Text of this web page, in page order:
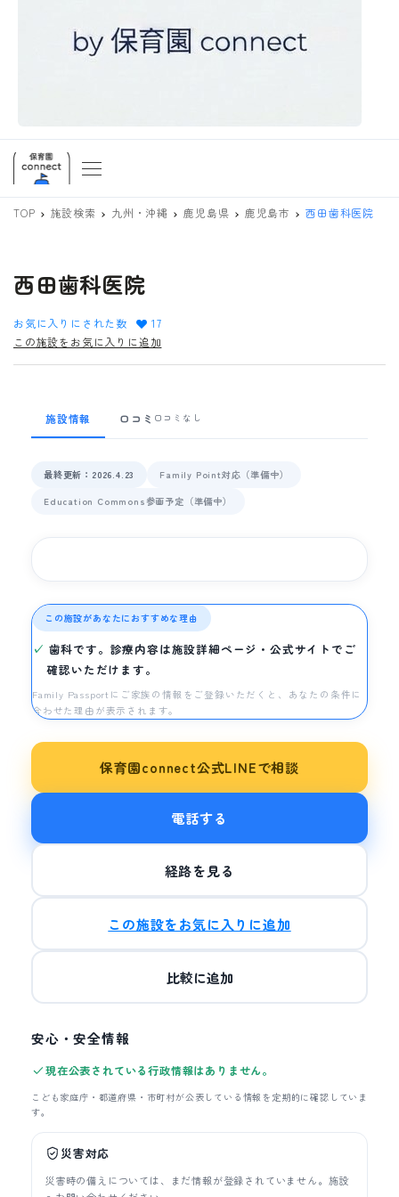
TOP 施設検索 九州・沖縄 鹿児島県 鹿児島市 西田歯科医院
西田歯科医院
お気に入りにされた数
17
この施設をお気に入りに追加
施設情報 口コミ 口コミなし
最終更新：2026.4.23
Family Point対応（準備中）
Education Commons参画予定（準備中）
この施設があなたにおすすめな理由
歯科です。診療内容は施設詳細ページ・公式サイトでご
確認いただけます。
Family Passportにご家族の情報をご登録いただくと、あなたの条件に
合わせた理由が表示されます。
保育園connect公式LINEで相談
電話する
経路を見る
この施設をお気に入りに追加
比較に追加
安心・安全情報
現在公表されている行政情報はありません。
こども家庭庁・都道府県・市町村が公表している情報を定期的に確認していま
す。
災害対応
災害時の備えについては、まだ情報が登録されていません。施設